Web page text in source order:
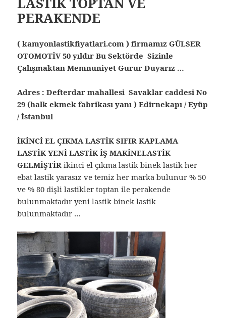
PERAKENDE
( kamyonlastikfiyatlari.com ) firmamız GÜLSER
OTOMOTİV 50 yıldır Bu Sektörde Sizinle
Çalışmaktan Memnuniyet Gurur Duyarız …
Adres : Defterdar mahallesi Savaklar caddesi No
29 (halk ekmek fabrikası yanı ) Edirnekapı / Eyüp
/ İstanbul
İKİNCİ EL ÇIKMA LASTİK SIFIR KAPLAMA
LASTİK YENİ LASTİK İŞ MAKİNELASTİK
GELMİŞTİRikinci el çıkma lastik binek lastik her
ebat lastik yarasız ve temiz her marka bulunur % 50
ve % 80 dişli lastikler toptan ile perakende
bulunmaktadır yeni lastik binek lastik
bulunmaktadır …